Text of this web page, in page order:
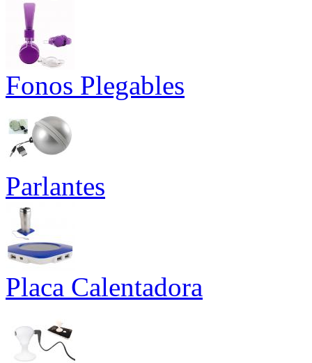
Fonos Plegables
Parlantes
Placa Calentadora